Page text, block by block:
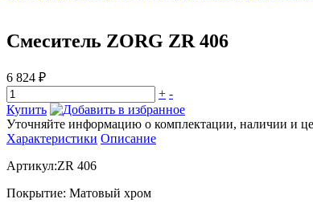
Смеситель ZORG ZR 406
6 824 ₽
+ -
Купить
Уточняйте информацию о комплектации, наличии и
Характеристики Описание
Артикул:ZR 406
Покрытие: Матовый хром